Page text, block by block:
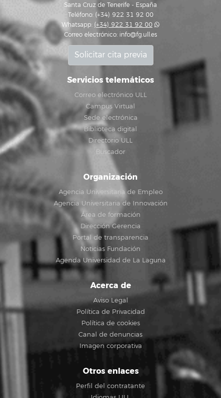
Santa Cruz de Tenerife - España
Teléfono: (+34) 922 31 92 00
Whatsapp: (+34) 922 31 92 00
Correo electrónico: info@fg.ull.es
Solicitar cita previa
Servicios telemáticos
Correo electrónico ULL
Campus Virtual
Sede electrónica
Biblioteca digital
Directorio ULL
Buscador
Organización
Agencia Universitaria de Empleo
Agencia Universitaria de Innovación
Área de formación
Dirección Gerencia
Portal de transparencia
Noticias Fundación
Agenda Universidad de La Laguna
Acerca de
Aviso Legal
Política de Privacidad
Política de cookies
Canal de denuncias
Imagen corporativa
Otros enlaces
Perfil del contratante